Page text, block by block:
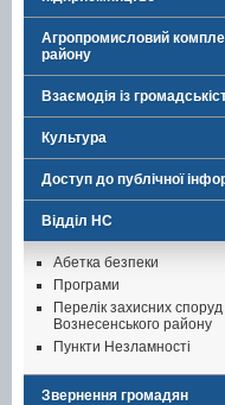
Агропромисловий
району
Взаємодія із
Культура
Доступ до публічної
Відділ НС
Абетка безпеки
Програми
Перелік захисних споруд
Вознесенського району
Пункти Незламності
Звернення громадян